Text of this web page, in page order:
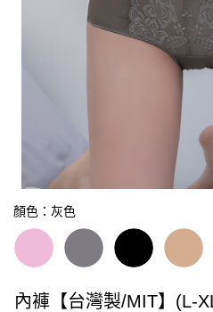
顏色：灰色
內褲【台灣製/MIT】(L-